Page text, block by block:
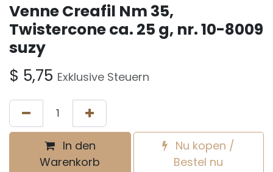
Venne Creafil Nm 35,
Twistercone ca. 25 g, nr. 10-8009
suzy
$ 5,75 Exklusive Steuern
In den
Warenkorb
Nu kopen /
Bestel nu